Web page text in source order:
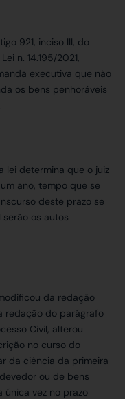
921, inciso III, do
n. 14.195/2021,
executiva que não
os bens penhoráveis
lei determina que o juiz
ano, tempo que se
deste prazo se
os autos
da redação
redação do parágrafo
Civil, alterou
no curso do
da ciência da primeira
ou de bens
única vez no prazo